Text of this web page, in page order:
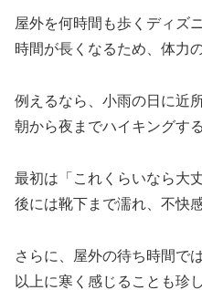
屋外を何時間も歩くディズ
時間が長くなるため、体力
例えるなら、小雨の日に近
朝から夜までハイキングす
最初は「これくらいなら大
後には靴下まで濡れ、不快
さらに、屋外の待ち時間で
以上に寒く感じることも珍